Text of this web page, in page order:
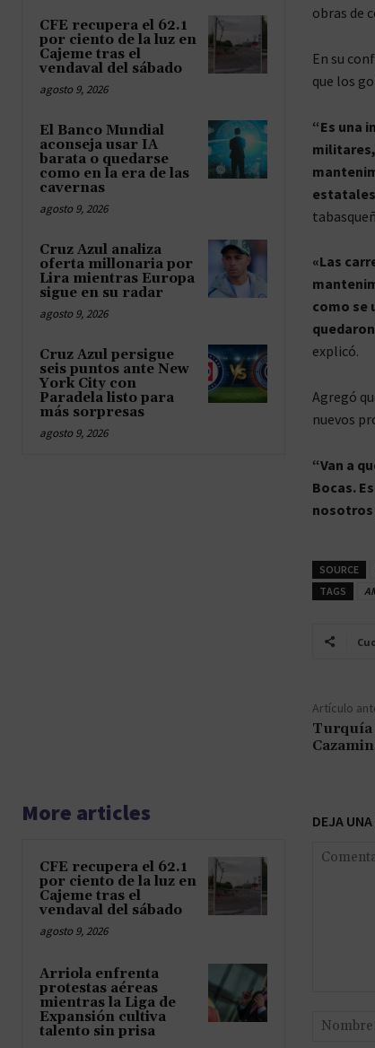
CFE recupera el 62.1
por ciento de la luz en
Cajeme tras el
vendaval del sábado
agosto 9, 2026
El Banco Mundial
aconseja usar IA
barata o quedarse
como en la era de las
cavernas
agosto 9, 2026
Cruz Azul analiza
oferta millonaria por
Lira mientras Europa
sigue en su radar
agosto 9, 2026
Cruz Azul persigue
seis puntos ante New
York City con
Paradela listo para
más sorpresas
agosto 9, 2026
obras de
En su
que los
“Es una
«Las
como se
explicó.
Agregó
nuevos
“Van a
Bocas.
nosotros
SOURCE
TAGS
Artículo
Turquía
More articles
CFE recupera el 62.1
por ciento de la luz en
Cajeme tras el
vendaval del sábado
agosto 9, 2026
Arriola enfrenta
protestas aéreas
mientras la Liga de
Expansión cultiva
talento sin prisa
DEJA